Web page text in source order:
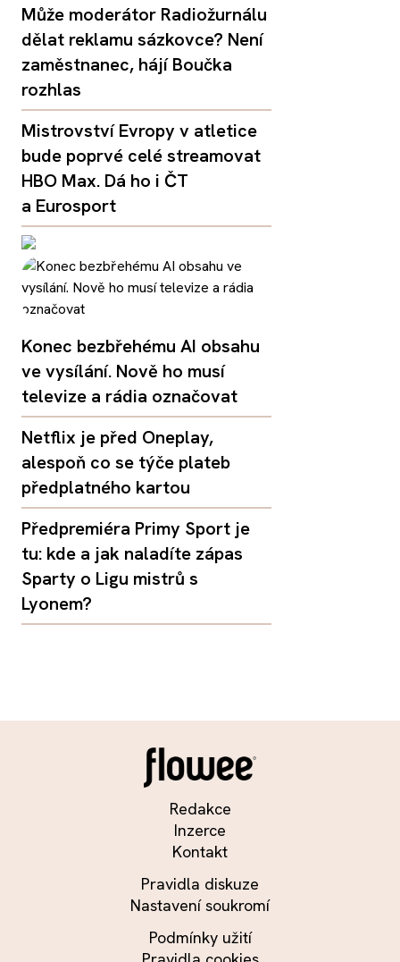
Může moderátor Radiožurnálu
dělat reklamu sázkovce? Není
zaměstnanec, hájí Boučka
rozhlas
Mistrovství Evropy v atletice
bude poprvé celé streamovat
HBO Max. Dá ho i ČT
a Eurosport
Konec bezbřehému AI obsahu
ve vysílání. Nově ho musí
televize a rádia označovat
Netflix je před Oneplay,
alespoň co se týče plateb
předplatného kartou
Předpremiéra Primy Sport je
tu: kde a jak naladíte zápas
Sparty o Ligu mistrů s
Lyonem?
Redakce
Inzerce
Kontakt
Pravidla diskuze
Nastavení soukromí
Podmínky užití